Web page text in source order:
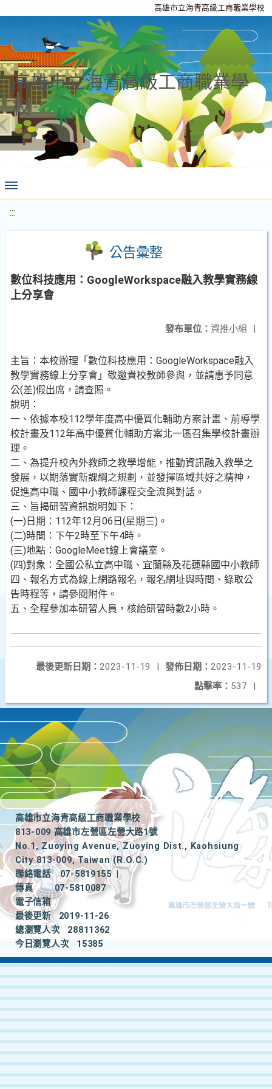
高雄市立海青高級工商職業學校
高雄市立海青高級工商職業學
校
:::
公告彙整
數位科技應用：GoogleWorkspace融入教學實務線
上分享會
發布單位： 資推小組 |
主旨：本校辦理「數位科技應用：GoogleWorkspace融入
教學實務線上分享會」敬邀貴校教師參與，並請惠予同意
公(差)假出席，請查照。
說明：
一、依據本校112學年度高中優質化輔助方案計畫、前導學
校計畫及112年高中優質化輔助方案北一區召集學校計畫辦
理。
二、為提升校內外教師之教學增能，推動資訊融入教學之
發展，以期落實新課綱之規劃，並發揮區域共好之精神，
促進高中職、國中小教師課程交全流與對話。
三、旨揭研習資訊說明如下：
(一)日期：112年12月06日(星期三)。
(二)時間：下午2時至下午4時。
(三)地點：GoogleMeet線上會議室。
(四)對象：全國公私立高中職、宜蘭縣及花蓮縣國中小教師
四、報名方式為線上網路報名，報名網址與時間、錄取公
告時程等，請參閱附件。
五、全程參加本研習人員，核給研習時數2小時。
發佈日期： 2023-11-19
最後更新日期： 2023-11-19
|
點擊率： 537 |
高雄市立海青高級工商職業學校
813-009 高雄市左營區左營大路1號
No.1, Zuoying Avenue, Zuoying Dist., Kaohsiung
City 813-009, Taiwan (R.O.C.)
聯絡電話
07-5819155
|
傳真
07-5810087
電子信箱
最後更新
2019-11-26
總瀏覽人次
28811362
今日瀏覽人次
15385